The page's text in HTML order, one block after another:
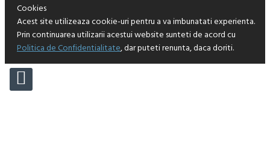
Cookies
Acest site utilizeaza cookie-uri pentru a va imbunatati experienta.
Prin continuarea utilizarii acestui website sunteti de acord cu
Politica de Confidentialitate, dar puteti renunta, daca doriti.